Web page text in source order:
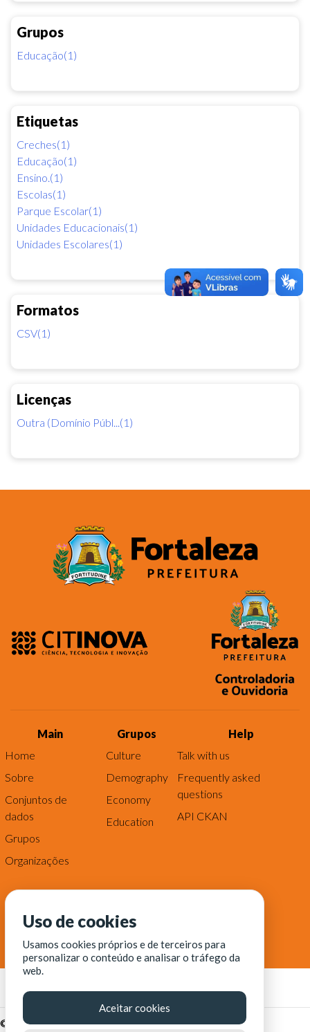
Grupos
Educação(1)
Etiquetas
Creches(1)
Educação(1)
Ensino.(1)
Escolas(1)
Parque Escolar(1)
Unidades Educacionais(1)
Unidades Escolares(1)
Formatos
CSV(1)
Licenças
Outra (Domínio Públ...(1)
Main
Home
Sobre
Conjuntos de
dados
Grupos
Organizações
Grupos
Culture
Demography
Economy
Education
Help
Talk with us
Frequently asked
questions
API CKAN
© Fortaleza Digital || CITINOVA - Fundação de Ciência,
Uso de cookies
Usamos cookies próprios e de terceiros para
personalizar o conteúdo e analisar o tráfego da
web.
Aceitar cookies